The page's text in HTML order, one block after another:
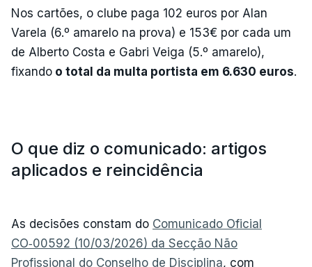
Nos cartões, o clube paga 102 euros por Alan
Varela (6.º amarelo na prova) e 153€ por cada um
de Alberto Costa e Gabri Veiga (5.º amarelo),
fixando o total da multa portista em 6.630 euros.
O que diz o comunicado: artigos
aplicados e reincidência
As decisões constam do Comunicado Oficial
CO‑00592 (10/03/2026) da Secção Não
Profissional do Conselho de Disciplina, com